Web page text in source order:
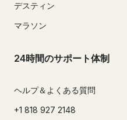
デスティン
マラソン
24時間のサポート体制
ヘルプ＆よくある質問
+1 818 927 2148